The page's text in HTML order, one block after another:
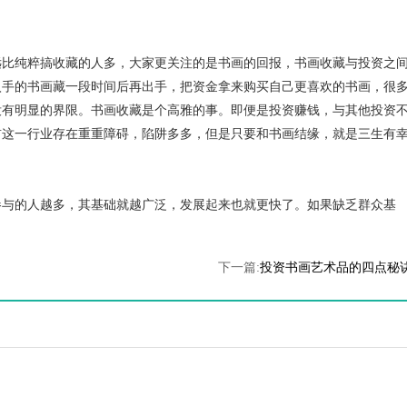
粹搞收藏的人多，大家更关注的是书画的回报，书画收藏与投资之间
的书画藏一段时间后再出手，把资金拿来购买自己更喜欢的书画，很多
明显的界限。书画收藏是个高雅的事。即便是投资赚钱，与其他投资不
一行业存在重重障碍，陷阱多多，但是只要和书画结缘，就是三生有
人越多，其基础就越广泛，发展起来也就更快了。如果缺乏群众基
下一篇:投资书画艺术品的四点秘